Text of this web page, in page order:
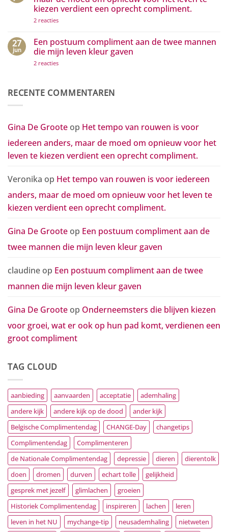
zichtbaar
maken
kleine
gebaren
golven
in
beweging
zetten
kiezen verdient een oprecht compliment.
2 reactiesop
van
rouwen
is
iedereen
moed
leven
te
verdient
oprecht
27
jun
Een postuum compliment aan de twee mannen
die mijn leven kleur gaven
2 reactiesop
aan
de
leven
gaven
RECENTE COMMENTAREN
Gina De Groote op Het tempo van rouwen is voor
iedereen anders, maar de moed om opnieuw voor het
leven te kiezen verdient een oprecht compliment.
Veronika op Het tempo van rouwen is voor iedereen
anders, maar de moed om opnieuw voor het leven te
kiezen verdient een oprecht compliment.
Gina De Groote op Een postuum compliment aan de
twee mannen die mijn leven kleur gaven
claudine op Een postuum compliment aan de twee
mannen die mijn leven kleur gaven
Gina De Groote op Onderneemsters die blijven kiezen
voor groei, wat er ook op hun pad komt, verdienen een
groot compliment
TAG CLOUD
aanbieding aanvaarden acceptatie
ademhaling
andere kijk
andere kijk op de dood
ander kijk
Belgische Complimentendag
CHANGE-Day
changetips
Complimentendag
Complimenteren
de Nationale Complimentendag
depressie dieren
dierentolk
doen
dromen durven echart tolle
gelijkheid
gesprek met jezelf
glimlachen
groeien
Historiek Complimentendag
inspireren lachen
leren
leven in het NU
mychange-tip neusademhaling
nietweten